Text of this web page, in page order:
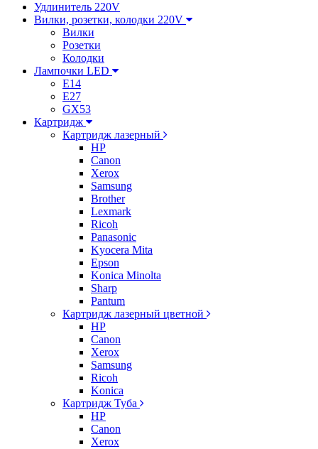
Удлинитель 220V
Вилки, розетки, колодки 220V
Вилки
Розетки
Колодки
Лампочки LED
E14
E27
GX53
Картридж
Картридж лазерный
HP
Canon
Xerox
Samsung
Brother
Lexmark
Ricoh
Panasonic
Kyocera Mita
Epson
Konica Minolta
Sharp
Pantum
Картридж лазерный цветной
HP
Canon
Xerox
Samsung
Ricoh
Konica
Картридж Туба
HP
Canon
Xerox